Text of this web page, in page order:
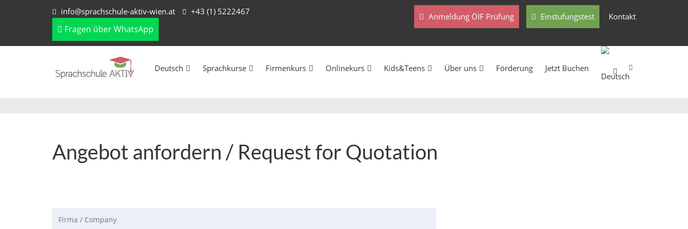
info@sprachschule-aktiv-wien.at +43 (1) 5222467
Fragen über WhatsApp
Anmeldung ÖIF Prüfung Einstufungstest Kontakt
Deutsch Sprachkurse Firmenkurs Onlinekurs Kids&Teens Über uns Förderung Jetzt Buchen
Angebot anfordern / Request for Quotation